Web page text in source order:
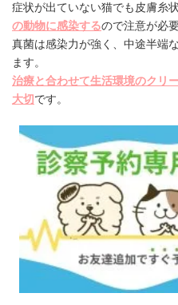
症状が出ていない猫でも皮膚糸
の動物に感染するので注意が必要
真菌は感染力が強く、中途半端
ます。
治療と合わせて生活環境のクリ
大切です。